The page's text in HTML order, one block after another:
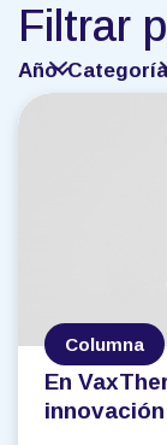
Filtrar
Año Categoría
Columna
En